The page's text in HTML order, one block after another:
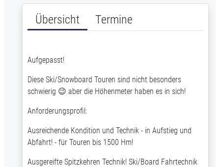
Übersicht Termine
Aufgepasst!
Diese Ski/Snowboard Touren sind nicht besonders
schwierig 😉 aber die Höhenmeter haben es in sich!
Anforderungsprofil:
Ausreichende Kondition und Technik - in Aufstieg und
Abfahrt! - für Touren bis 1500 Hm!
Ausgereifte Spitzkehren Technik! Ski/Board Fahrtechnik